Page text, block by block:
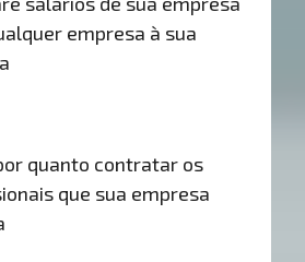
empresa à sua
quanto contratar os
que sua empresa